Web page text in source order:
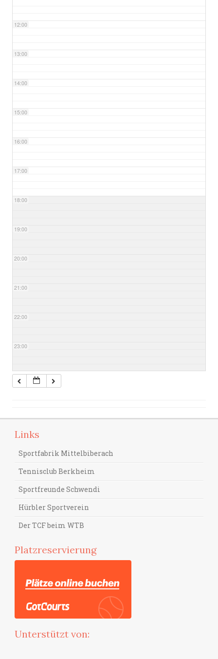
12:00
13:00
14:00
15:00
16:00
17:00
18:00
19:00
20:00
21:00
22:00
23:00
Links
Sportfabrik Mittelbiberach
Tennisclub Berkheim
Sportfreunde Schwendi
Hürbler Sportverein
Der TCF beim WTB
Platzreservierung
Unterstützt von: